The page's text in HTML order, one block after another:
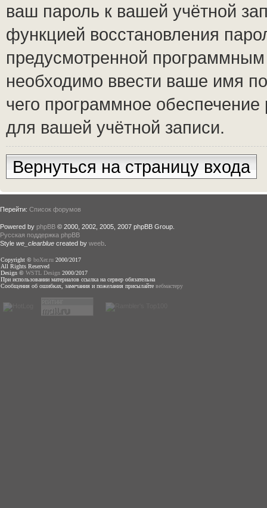
ваш пароль к вашей учётной
функцией восстановления
предусмотренной
необходимо ввести ваше имя
чего программное
для вашей учётной записи.
Вернуться на страницу входа
Перейти: Список форумов
Powered by phpBB © 2000, 2002, 2005, 2007 phpBB Group.
Русская поддержка phpBB
Style we_clearblue created by weeb
Copyright © boXer.ru 2000/2017
All Rights Reserved
Design © WSTL Design 2000/2017
При использовании материалов ссылка на сервер обязательна
Сообщения об ошибках, замечания и пожелания присылайте вебмастеру